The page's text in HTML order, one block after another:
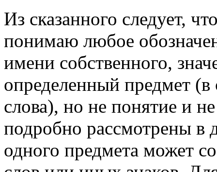
Из сказанного следует,
понимаю любое
имени собственного,
определенный предмет
слова), но не понятие и
подробно рассмотрены в
одного предмета может